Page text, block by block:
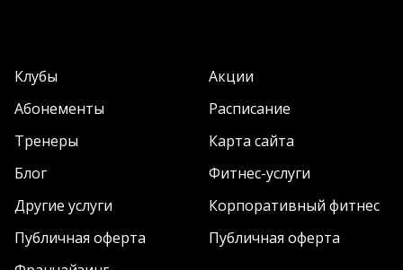
Клубы
Акции
Абонементы
Расписание
Тренеры
Карта сайта
Блог
Фитнес-услуги
Другие услуги
Корпоративный фитнес
Публичная оферта
Публичная оферта